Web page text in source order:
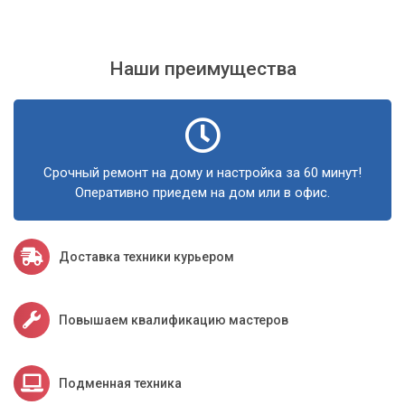
внутри компьютера, могут приводить к перегреву
Регулярная чистка позволит избежать этих проблем и
обеспечить эффективную работу компьютера на долгое
время.
Наши преимущества
Срочный ремонт на дому и настройка за 60 минут!
Оперативно приедем на дом или в офис.
Доставка техники курьером
Повышаем квалификацию мастеров
Подменная техника